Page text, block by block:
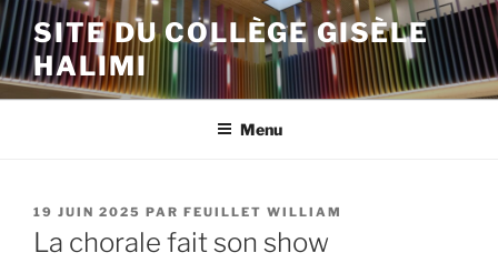
Aller
au
contenu
principal
SITE DU COLLÈGE GISÈLE
HALIMI
Menu
PUBLIÉ
LE
19 JUIN 2025 PAR FEUILLET WILLIAM
La chorale fait son show